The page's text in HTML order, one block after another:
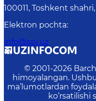
100011, Toshkent
Elektron pochta:
info@ssv.uz
© 2001-2026
himoyalangan.
ma’lumotlardan
ko‘rsatilishi